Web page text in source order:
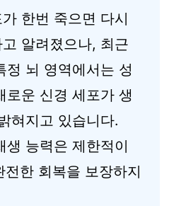
한번 죽으면 다시
알려졌으나, 최근
정 뇌 영역에서는 성
로운 신경 세포가 생
혀지고 있습니다.
생 능력은 제한적이
한 회복을 보장하지